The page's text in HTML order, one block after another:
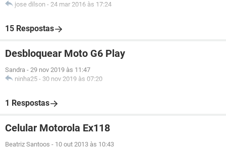
jose dilson - 24 mar 2016 às 17:24
15 Respostas
Desbloquear Moto G6 Play
Sandra - 29 nov 2019 às 11:47
ninha25 - 30 nov 2019 às 07:20
1 Respostas
Celular Motorola Ex118
Beatriz Santoos - 10 out 2013 às 10:43